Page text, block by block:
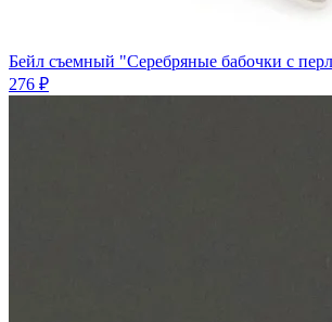
Бейл съемный "Серебряные бабочки с
276 ₽